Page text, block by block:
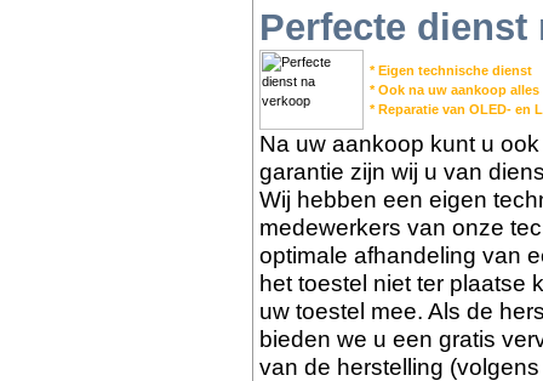
Perfecte dienst
* Eigen technische dienst
* Ook na uw aankoop
* Reparatie van OLED- en
Na uw aankoop kunt u
garantie zijn wij u van
Wij hebben een eigen
medewerkers van onze
optimale afhandeling van
het toestel niet ter plaatse
uw toestel mee. Als de
bieden we u een gratis
van de herstelling